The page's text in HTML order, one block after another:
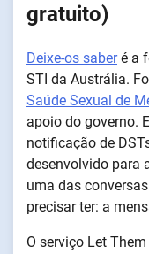
gratuito)
Deixe-os saberé a
STI da Austrália.
Saúde Sexual de
apoio do governo.
notificação de
desenvolvido para
uma das
precisar ter: a
O serviço Let